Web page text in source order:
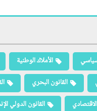
الأملاك الوطنية
القانون البحري
القانون الدولي